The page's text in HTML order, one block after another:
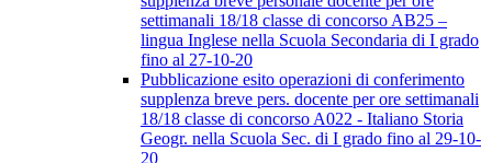
settimanali 18/18 classe di concorso AB25 –
lingua Inglese nella Scuola Secondaria di I grado
fino al 27-10-20
Pubblicazione esito operazioni di conferimento
supplenza breve pers. docente per ore settimanali
18/18 classe di concorso A022 - Italiano Storia
Geogr. nella Scuola Sec. di I grado fino al 29-10-
20